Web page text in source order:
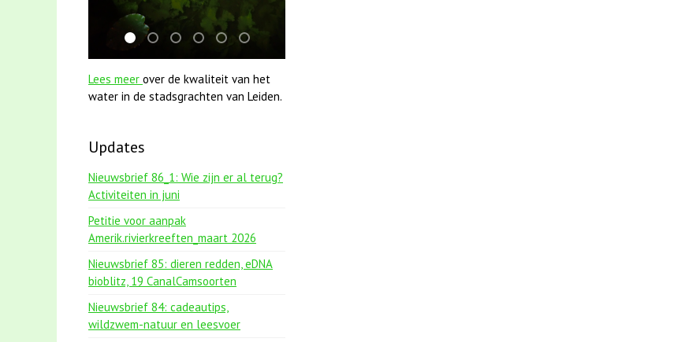
jun2021 zaklv 5 snoekje MOOI
mei2021 watervogelmethode fuut met baars
smoelenboek fifi en karper nieuwsbrief-
karper met kattenklimtouw
jun2021 28 brasem en rietvoorns 4a verscherpt
mei2021 1 snoekje elly
Lees meer over de kwaliteit van het
water in de stadsgrachten van Leiden.
Updates
Nieuwsbrief 86_1: Wie zijn er al terug?
Activiteiten in juni
Petitie voor aanpak
Amerik.rivierkreeften_maart 2026
Nieuwsbrief 85: dieren redden, eDNA
bioblitz, 19 CanalCamsoorten
Nieuwsbrief 84: cadeautips,
wildzwem-natuur en leesvoer